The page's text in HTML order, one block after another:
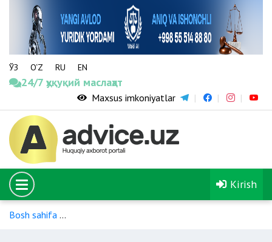
ЎЗ O‘Z RU EN
24/7 ҳуқуқий маслаҳат
Maxsus imkoniyatlar
Kirish
Bosh sahifa